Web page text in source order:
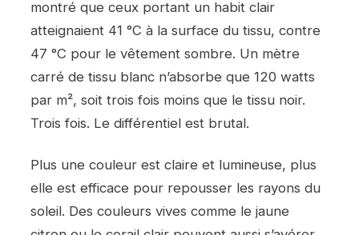
montré que ceux portant un habit clair
atteignaient 41 °C à la surface du tissu, contre
47 °C pour le vêtement sombre. Un mètre
carré de tissu blanc n’absorbe que 120 watts
par m², soit trois fois moins que le tissu noir.
Trois fois. Le différentiel est brutal.
Plus une couleur est claire et lumineuse, plus
elle est efficace pour repousser les rayons du
soleil. Des couleurs vives comme le jaune